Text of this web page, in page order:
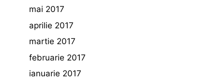
mai 2017
aprilie 2017
martie 2017
februarie 2017
ianuarie 2017